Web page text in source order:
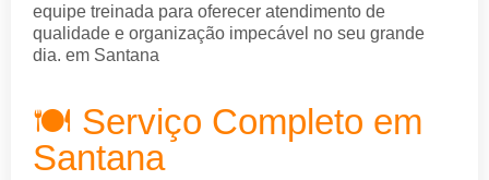
equipe treinada para oferecer atendimento de
qualidade e organização impecável no seu grande
dia. em Santana
🍽️ Serviço Completo em
Santana